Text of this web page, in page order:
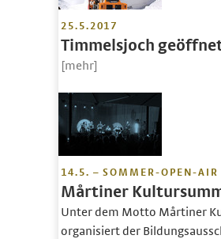
25.5.2017
Timmelsjoch
[mehr]
14.5. – SOMMER-OPEN-AIR
Mårtiner
Unter dem Motto Mårtiner
organisiert der